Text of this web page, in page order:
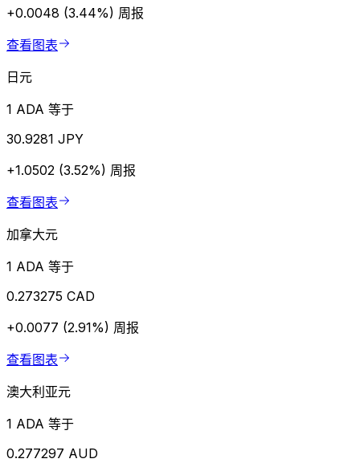
+0.0048 (3.44%) 周报
查看图表
日元
1 ADA 等于
30.9281 JPY
+1.0502 (3.52%) 周报
查看图表
加拿大元
1 ADA 等于
0.273275 CAD
+0.0077 (2.91%) 周报
查看图表
澳大利亚元
1 ADA 等于
0.277297 AUD